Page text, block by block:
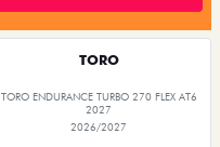
TORO
TORO ENDURANCE TURBO 270 FLEX AT6
2027
2026/2027